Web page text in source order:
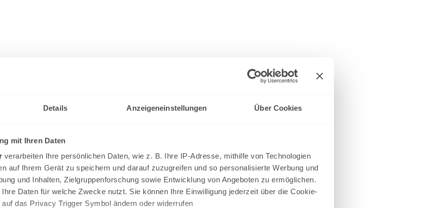
Details Anzeigeneinstellungen Über Cookies
mit Ihren Daten
verarbeiten Ihre persönlichen Daten, wie z. B. Ihre IP-Adresse, mithilfe von Technologien
auf Ihrem Gerät zu speichern und darauf zuzugreifen und so personalisierte Werbung und
und Inhalten, Zielgruppenforschung sowie Entwicklung von Angeboten zu ermöglichen.
Daten für welche Zwecke nutzt. Sie können Ihre Einwilligung jederzeit über die Cookie-
das Privacy Trigger Symbol ändern oder widerrufen